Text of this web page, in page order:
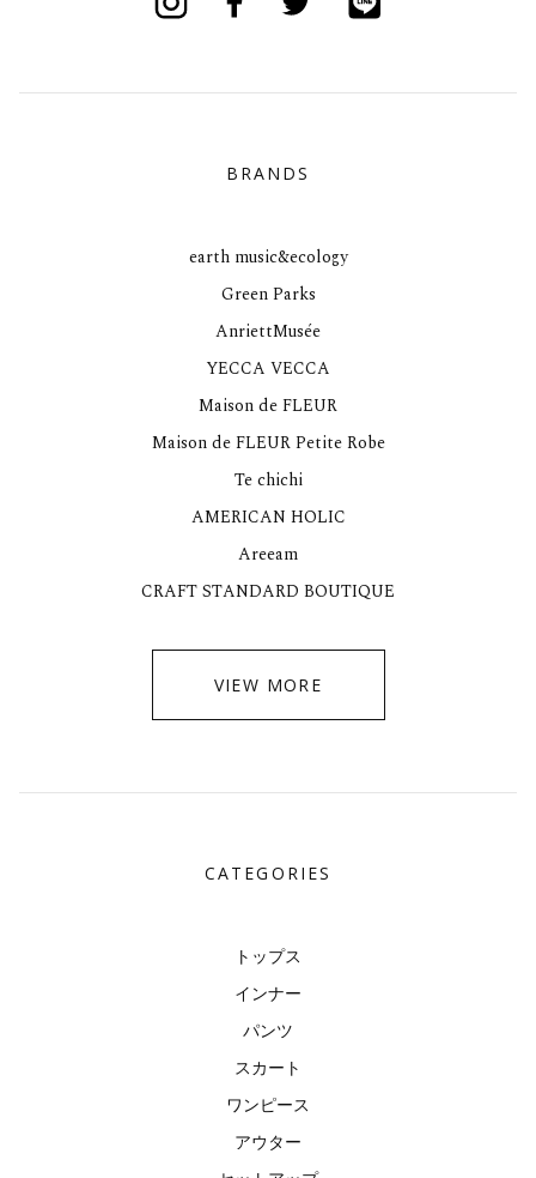
BRANDS
earth music&ecology
Green Parks
AnriettMusée
YECCA VECCA
Maison de FLEUR
Maison de FLEUR Petite Robe
Te chichi
AMERICAN HOLIC
Areeam
CRAFT STANDARD BOUTIQUE
VIEW MORE
CATEGORIES
トップス
インナー
パンツ
スカート
ワンピース
アウター